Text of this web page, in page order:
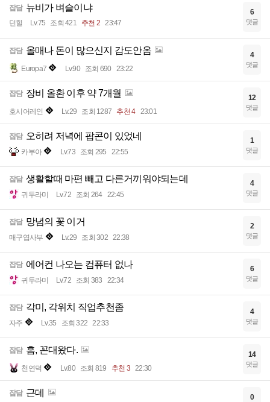
잡담 뉴비가 벼슬이냐
던힐 Lv.75 조회 421 추천 2 23:47
6
댓글
잡담 올매나 돈이 많으신지 감도안옴
Europa7 Lv.90 조회 690 23:22
4
댓글
잡담 장비 올환 이후 약 7개월
호시어레인 Lv.29 조회 1287 추천 4 23:01
12
댓글
잡담 오히려 저녁에 팝콘이 있었네
카부아 Lv.73 조회 295 22:55
1
댓글
잡담 생활할때 마편 빼고 다른거끼워야되는데
귀두라미 Lv.72 조회 264 22:45
4
댓글
잡담 망념의 꽃 이거
매구엽사부 Lv.29 조회 302 22:38
2
댓글
잡담 에어컨 나오는 컴퓨터 없나
귀두라미 Lv.72 조회 383 22:34
6
댓글
잡담 각미, 각위치 직업추천좀
자주 Lv.35 조회 322 22:33
4
댓글
잡담 흠, 꼰대왔다.
천연덕 Lv.80 조회 819 추천 3 22:30
14
댓글
잡담 근데 0